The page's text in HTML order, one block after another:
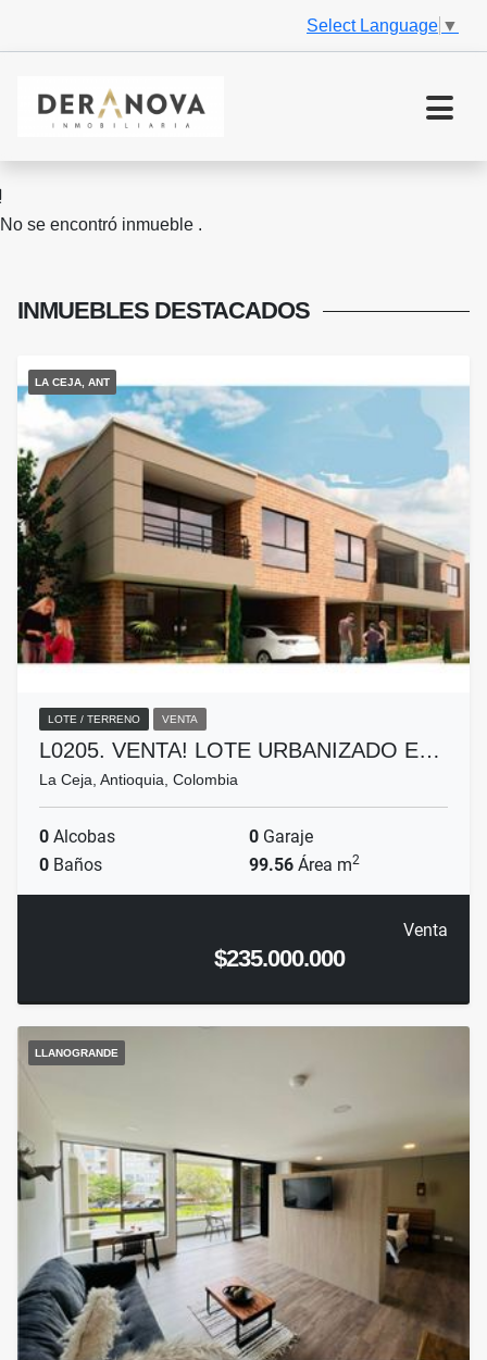
Select Language ▼
No se encontró inmueble .
INMUEBLES DESTACADOS
LA CEJA, ANT
LOTE / TERRENO VENTA
L0205. VENTA! LOTE URBANIZADO E…
La Ceja, Antioquia, Colombia
0 Alcobas 0 Garaje
0 Baños 99.56 Área m2
Venta
$235.000.000
LLANOGRANDE